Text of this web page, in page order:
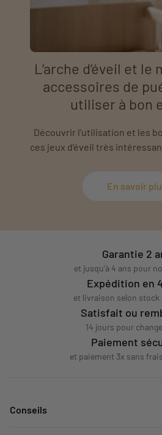
L’arche d’éveil et
accessoires de
utiliser à bon
Découvrir l'utilisation et les
ces jeux d'éveil très
En savoir
Garantie 2
et jusqu'à 4 ans pour
Expédition en
et livraison selon
Satisfait ou
14 jours pour
Paiement
et paiement 3x sans
Conseils